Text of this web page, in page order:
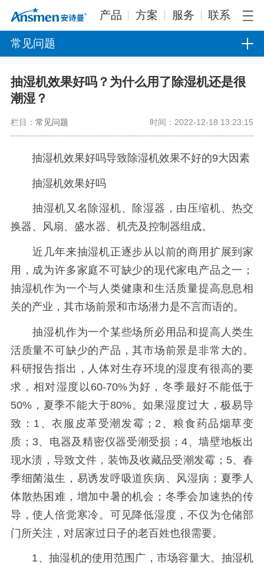
产品 方案 服务 联系
常见问题
抽湿机效果好吗？为什么用了除湿机还是很
潮湿？
栏目： 常见问题 时间：2022-12-18 13:23:15
抽湿机效果好吗导致除湿机效果不好的9大因素
抽湿机效果好吗
抽湿机又名除湿机、除湿器，由压缩机、热交
换器、风扇、盛水器、机壳及控制器组成。
近几年来抽湿机正逐步从以前的商用扩展到家
用，成为许多家庭不可缺少的现代家电产品之一；
抽湿机作为一个与人类健康和生活质量提高息息相
关的产业，其市场前景和市场潜力是不言而语的。
抽湿机作为一个某些场所必用品和提高人类生
活质量不可缺少的产品，其市场前景是非常大的。
科研报告指出，人体对生存环境的湿度有很高的要
求，相对湿度以60-70%为好，冬季最好不能低于
50%，夏季不能大于80%。如果湿度过大，极易导
致：1、衣服皮革受潮发霉；2、粮食药品烟草变
质；3、电器及精密仪器受潮受损；4、墙壁地板出
现水渍，导致文件，装饰及收藏品受潮发霉；5、春
季细菌滋生，易诱发呼吸道疾病、风湿病；夏季人
体散热困难，增加中暑的机会；冬季会加速热的传
导，使人倍觉寒冷。可见降低湿度，不仅为仓储部
门所关注，对居家过日子的老百姓也很需要。
1、抽湿机的使用范围广，市场容量大。抽湿机